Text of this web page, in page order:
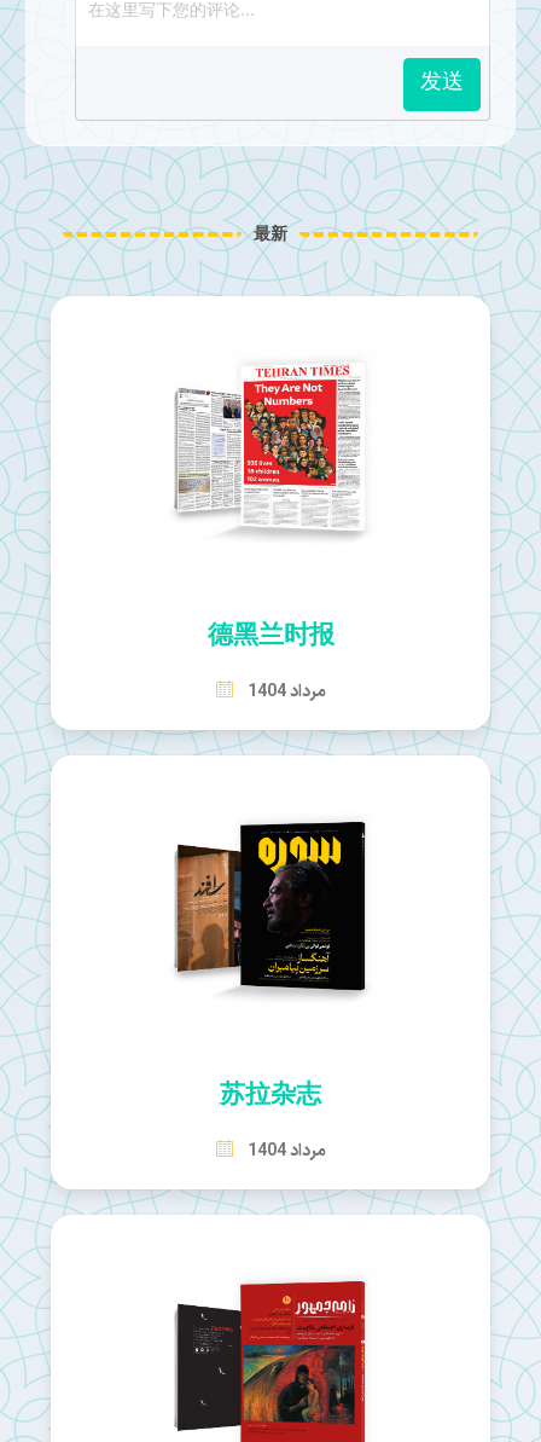
发送
最新
德黑兰时报
مرداد 1404
苏拉杂志
مرداد 1404